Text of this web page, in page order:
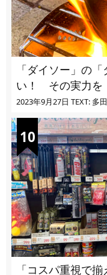
「ダイソー」の
い！ その実力を
2023年9月27日 TEXT: 多
「コスパ重視で揃えた